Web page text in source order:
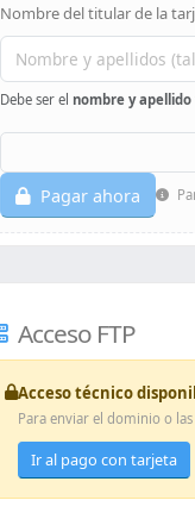
Nombre del titular de la
Debe ser el nombre y apellido
Pagar ahora
Acceso FTP
Acceso técnico
Para enviar el dominio o las
Ir al pago con tarjeta